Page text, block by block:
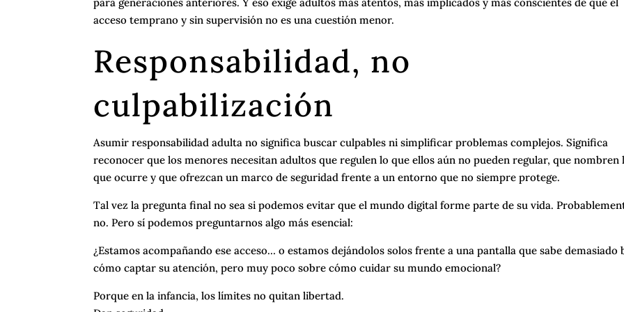
acceso temprano y sin supervisión no es una cuestión menor.
Responsabilidad, no
culpabilización
Asumir responsabilidad adulta no significa buscar culpables ni simplificar problemas complejos. Significa
reconocer que los menores necesitan adultos que regulen lo que ellos aún no pueden regular, que nombren
que ocurre y que ofrezcan un marco de seguridad frente a un entorno que no siempre protege.
Tal vez la pregunta final no sea si podemos evitar que el mundo digital forme parte de su vida.
no. Pero sí podemos preguntarnos algo más esencial:
¿Estamos acompañando ese acceso… o estamos dejándolos solos frente a una pantalla que sabe demasiado
cómo captar su atención, pero muy poco sobre cómo cuidar su mundo emocional?
Porque en la infancia, los límites no quitan libertad.